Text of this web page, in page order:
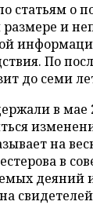
статьям о
размере и
По
до семи
в мае
на
в
деяний